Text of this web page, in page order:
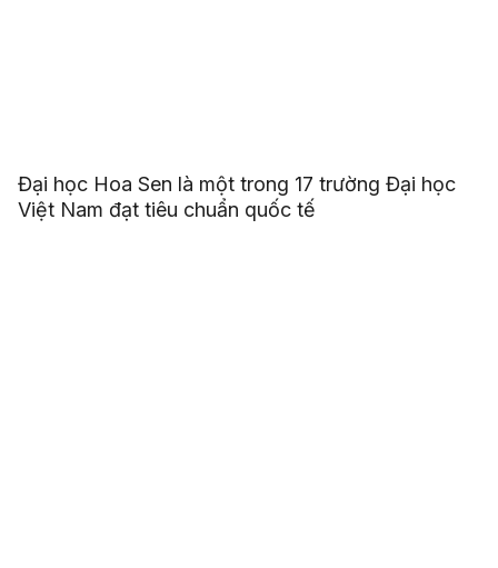
Đại học Hoa Sen là một trong 17 trường Đại học
Việt Nam đạt tiêu chuẩn quốc tế